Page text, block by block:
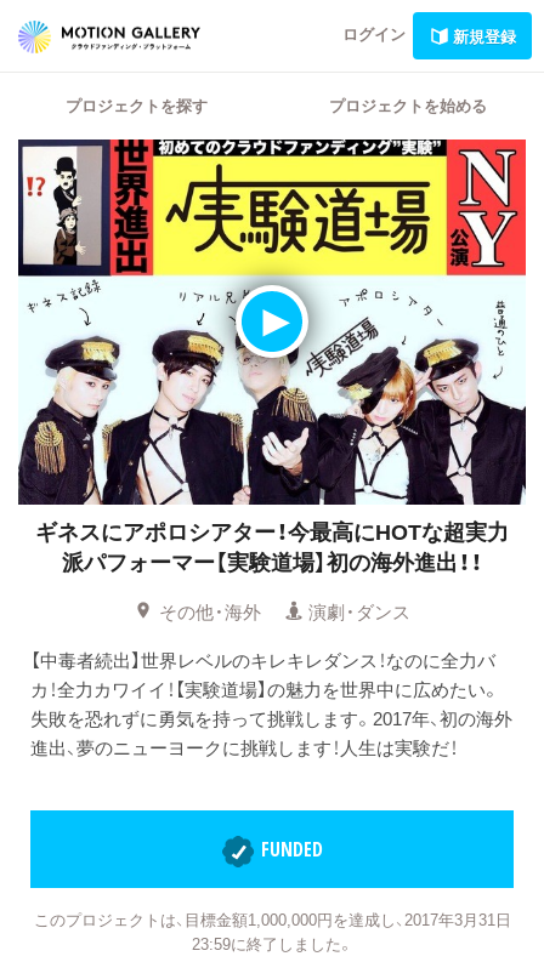
ログイン 新規登録
プロジェクトを探す プロジェクトを始める
ギネスにアポロシアター！今最高にHOTな超実力
派パフォーマー【実験道場】初の海外進出！！
その他・海外
演劇・ダンス
【中毒者続出】世界レベルのキレキレダンス！なのに全力バ
カ！全力カワイイ！【実験道場】の魅力を世界中に広めたい。
失敗を恐れずに勇気を持って挑戦します。2017年、初の海外
進出、夢のニューヨークに挑戦します！人生は実験だ！
FUNDED
このプロジェクトは、目標金額1,000,000円を達成し、2017年3月31日
23:59に終了しました。